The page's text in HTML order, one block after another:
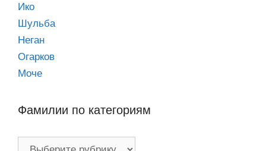
Ико
Шульба
Неган
Огарков
Моче
Фамилии по категориям